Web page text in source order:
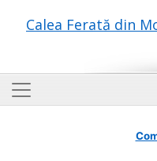
Calea Ferată din